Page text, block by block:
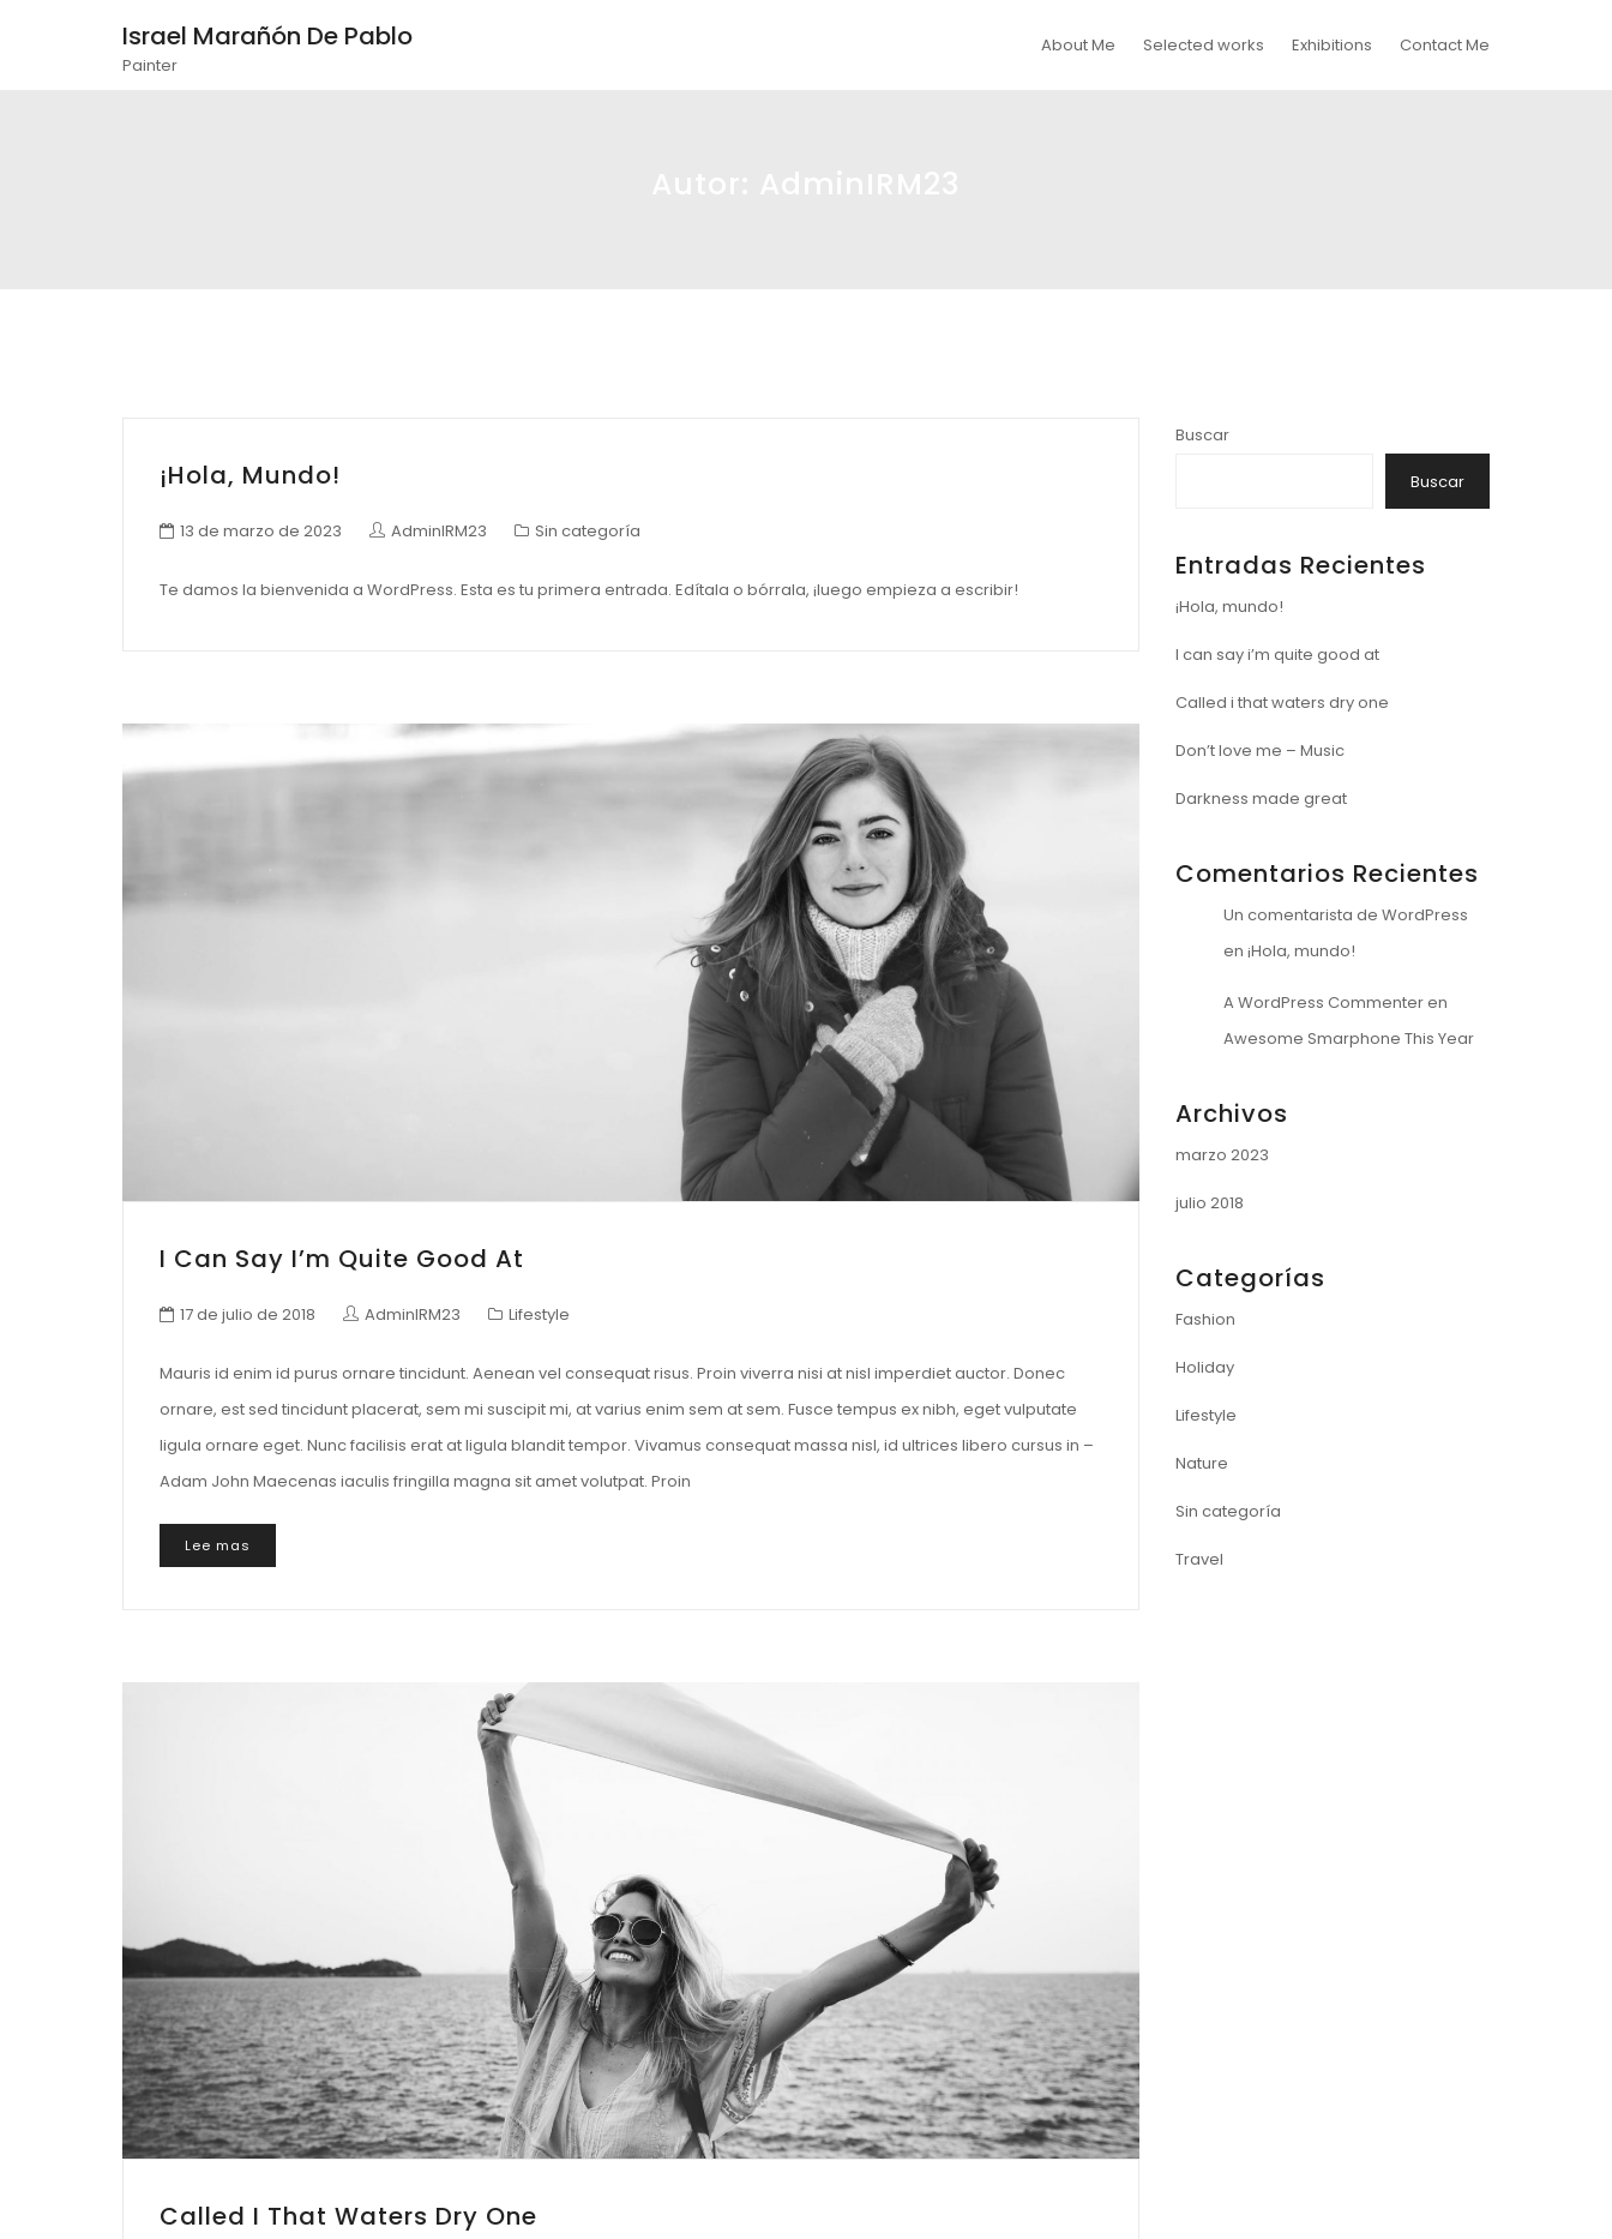
Israel Marañón De Pablo
Painter
About Me Selected works Exhibitions Contact Me
¡Hola, Mundo!
13 de marzo de 2023 AdminIRM23 Sin categoría
Te damos la bienvenida a WordPress. Esta es tu primera entrada. Edítala o bórrala, ¡luego empieza a escribir!
I Can Say I’m Quite Good At
17 de julio de 2018 AdminIRM23 Lifestyle
Mauris id enim id purus ornare tincidunt. Aenean vel consequat risus. Proin viverra nisi at nisl imperdiet auctor. Donec
ornare, est sed tincidunt placerat, sem mi suscipit mi, at varius enim sem at sem. Fusce tempus ex nibh, eget vulputate
ligula ornare eget. Nunc facilisis erat at ligula blandit tempor. Vivamus consequat massa nisl, id ultrices libero cursus in –
Adam John Maecenas iaculis fringilla magna sit amet volutpat. Proin
Lee mas
Called I That Waters Dry One
Buscar
Buscar
Entradas Recientes
¡Hola, mundo!
I can say i’m quite good at
Called i that waters dry one
Don’t love me – Music
Darkness made great
Comentarios Recientes
Un comentarista de WordPress
en ¡Hola, mundo!
A WordPress Commenteren
Awesome Smarphone This Year
Archivos
marzo 2023
julio 2018
Categorías
Fashion
Holiday
Lifestyle
Nature
Sin categoría
Travel